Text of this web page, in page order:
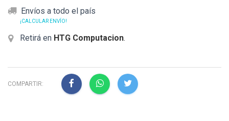
Envíos a todo el país
¡CALCULAR ENVÍO!
Retirá en HTG Computacion.
COMPARTIR: